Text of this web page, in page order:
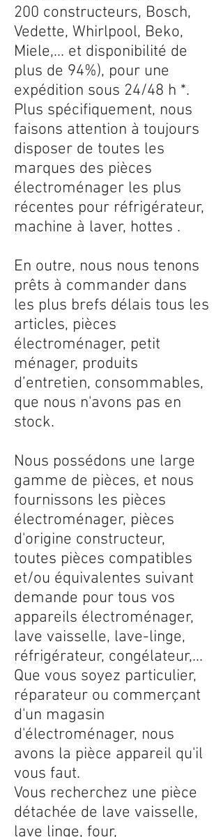
200 constructeurs, Bosch,
Vedette, Whirlpool, Beko,
Miele,... et disponibilité de
plus de 94%), pour une
expédition sous 24/48 h *.
Plus spécifiquement, nous
faisons attention à toujours
disposer de toutes les
marques des pièces
électroménager les plus
récentes pour réfrigérateur,
machine à laver, hottes .
En outre, nous nous tenons
prêts à commander dans
les plus brefs délais tous les
articles, pièces
électroménager, petit
ménager, produits
d’entretien, consommables,
que nous n'avons pas en
stock.
Nous possédons une large
gamme de pièces, et nous
fournissons les pièces
électroménager, pièces
d'origine constructeur,
toutes pièces compatibles
et/ou équivalentes suivant
demande pour tous vos
appareils électroménager,
lave vaisselle, lave-linge,
réfrigérateur, congélateur,...
Que vous soyez particulier,
réparateur ou commerçant
d'un magasin
d'électroménager, nous
avons la pièce appareil qu'il
vous faut.
Vous recherchez une pièce
détachée de lave vaisselle,
lave linge, four,